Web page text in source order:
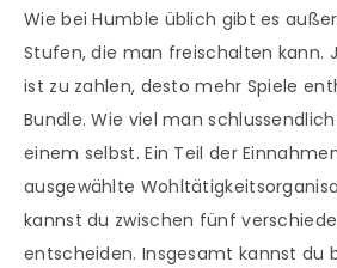
Wie bei Humble üblich gibt es
Stufen, die man freischalten kann.
ist zu zahlen, desto mehr Spiele
Bundle. Wie viel man
einem selbst. Ein Teil der
ausgewählte
kannst du zwischen fünf
entscheiden. Insgesamt kannst du